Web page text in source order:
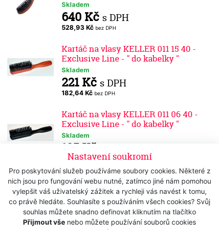
Nastavení soukromí
Pro poskytování služeb používáme soubory cookies. Některé z
nich jsou pro fungování webu nutné, zatímco jiné nám pomohou
vylepšit váš uživatelský zážitek a rychleji vás navést k tomu,
co právě hledáte. Souhlasíte s používáním všech cookies? Svůj
souhlas můžete snadno definovat kliknutím na tlačítko
Přijmout vše nebo můžete používání souborů cookies
Skladem
640 Kč s DPH
528,93 Kč bez DPH
Kartáč na vlasy KELLER 011 15 40 -
Exclusive Line - " do kabelky "
Skladem
221 Kč s DPH
182,64 Kč bez DPH
Kartáč na vlasy KELLER 011 06 40 -
Exclusive Line - " do kabelky "
Skladem
185 Kč
152,89 Kčbez DPH
Kartáč KELLER TL 096 30 40 Thermo-
Line - kulatý
Skladem
345 Kč s DPH
285,12 Kčbez DPH